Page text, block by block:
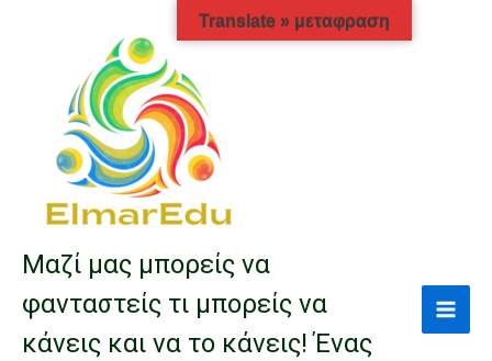
περιεχόμενο
Μαζί μας μπορείς να
φανταστείς τι μπορείς να
κάνεις και να το κάνεις! Ένας
Translate » μεταφραση